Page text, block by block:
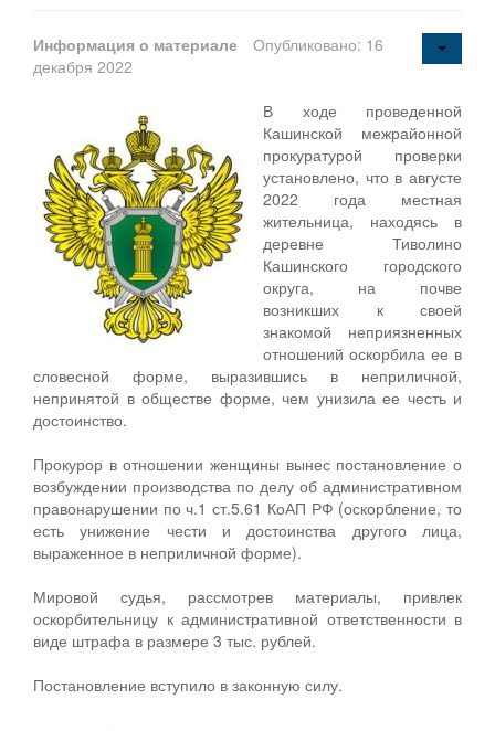
Информация о материале
Опубликовано: 16
декабря 2022
В ходе проведенной
Кашинской межрайонной
прокуратурой проверки
установлено, что в августе
2022 года местная
жительница, находясь в
деревне Тиволино
Кашинского городского
округа, на почве
возникших к своей
знакомой неприязненных
отношений оскорбила ее в
словесной форме, выразившись в неприличной,
непринятой в обществе форме, чем унизила ее честь и
достоинство.
Прокурор в отношении женщины вынес постановление о
возбуждении производства по делу об административном
правонарушении по ч.1 ст.5.61 КоАП РФ (оскорбление, то
есть унижение чести и достоинства другого лица,
выраженное в неприличной форме).
Мировой судья, рассмотрев материалы, привлек
оскорбительницу к административной ответственности в
виде штрафа в размере 3 тыс. рублей.
Постановление вступило в законную силу.